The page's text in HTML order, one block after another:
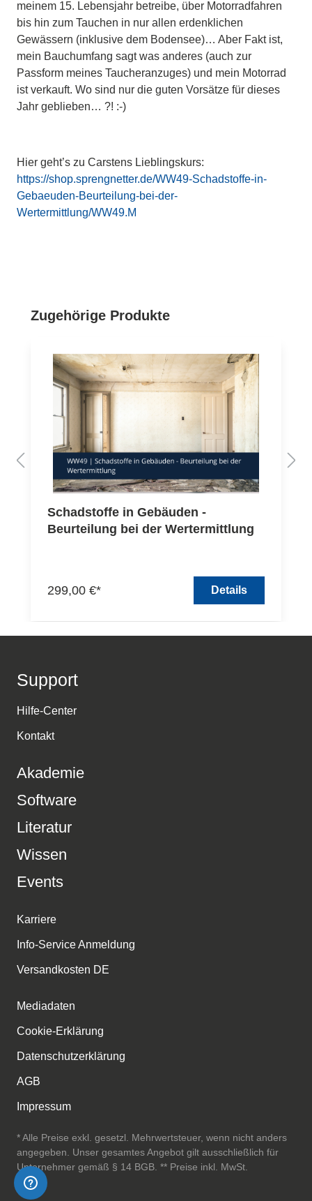
meinem 15. Lebensjahr betreibe, über Motorradfahren
bis hin zum Tauchen in nur allen erdenklichen
Gewässern (inklusive dem Bodensee)… Aber Fakt ist,
mein Bauchumfang sagt was anderes (auch zur
Passform meines Taucheranzuges) und mein Motorrad
ist verkauft. Wo sind nur die guten Vorsätze für dieses
Jahr geblieben… ?! :-)
Hier geht’s zu Carstens Lieblingskurs:
https://shop.sprengnetter.de/WW49-Schadstoffe-in-
Gebaeuden-Beurteilung-bei-der-
Wertermittlung/WW49.M
Produktgalerie überspringen
Zugehörige Produkte
Schadstoffe in Gebäuden -
Beurteilung bei der Wertermittlung
299,00 €* Details
Support
Hilfe-Center
Kontakt
Akademie
Software
Literatur
Wissen
Events
Karriere
Info-Service Anmeldung
Versandkosten DE
Mediadaten
Cookie-Erklärung
Datenschutzerklärung
AGB
Impressum
* Alle Preise exkl. gesetzl. Mehrwertsteuer, wenn nicht anders
angegeben. Unser gesamtes Angebot gilt ausschließlich für
Unternehmer gemäß § 14 BGB. ** Preise inkl. MwSt.